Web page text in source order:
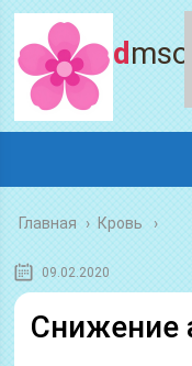
Главная › Кровь
09.02.2020
Снижение